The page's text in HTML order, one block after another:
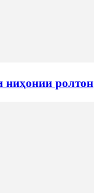
ниҳонии ролтон